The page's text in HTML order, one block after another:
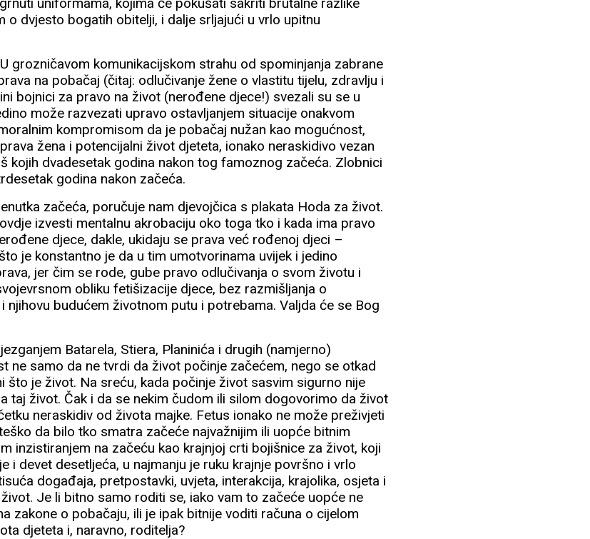
o dvjesto bogatih obitelji, i dalje srljajući u vrlo upitnu
grozničavom komunikacijskom strahu od spominjanja zabrane
na pobačaj (čitaj: odlučivanje žene o vlastitu tijelu, zdravlju i
bojnici za pravo na život (nerođene djece!) svezali su se u
može razvezati upravo ostavljanjem situacije onakvom
kompromisom da je pobačaj nužan kao mogućnost,
žena i potencijalni život djeteta, ionako neraskidivo vezan
kojih dvadesetak godina nakon tog famoznog začeća. Zlobnici
godina nakon začeća.
začeća, poručuje nam djevojčica s plakata Hoda za život.
izvesti mentalnu akrobaciju oko toga tko i kada ima pravo
djece, dakle, ukidaju se prava već rođenoj djeci –
je konstantno je da u tim umotvorinama uvijek i jedino
jer čim se rode, gube pravo odlučivanja o svom životu i
obliku fetišizacije djece, bez razmišljanja o
njihovu budućem životnom putu i potrebama. Valjda će se Bog
Batarela, Stiera, Planinića i drugih (namjerno)
ne samo da ne tvrdi da život počinje začećem, nego se otkad
što je život. Na sreću, kada počinje život sasvim sigurno nije
taj život. Čak i da se nekim čudom ili silom dogovorimo da život
neraskidiv od života majke. Fetus ionako ne može preživjeti
da bilo tko smatra začeće najvažnijim ili uopće bitnim
inzistiranjem na začeću kao krajnjoj crti bojišnice za život, koji
i devet desetljeća, u najmanju je ruku krajnje površno i vrlo
događaja, pretpostavki, uvjeta, interakcija, krajolika, osjeta i
Je li bitno samo roditi se, iako vam to začeće uopće ne
zakone o pobačaju, ili je ipak bitnije voditi računa o cijelom
djeteta i, naravno, roditelja?